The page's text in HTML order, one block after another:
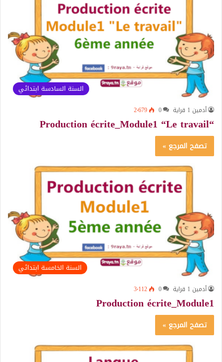
السنة السادسة ابتدائي
أدمين 1 قراية 0 2٬679
“Production écrite_Module1 “Le travail
تصفح المرجع »
السنة الخامسة ابتدائي
أدمين 1 قراية 0 3٬112
Production écrite_Module1
تصفح المرجع »